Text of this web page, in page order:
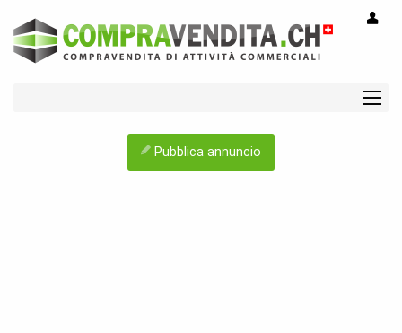
Pubblica annuncio